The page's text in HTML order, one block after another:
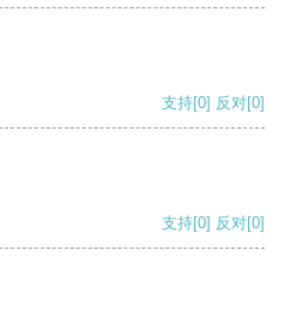
支持[0] 反对[0]
支持[0] 反对[0]